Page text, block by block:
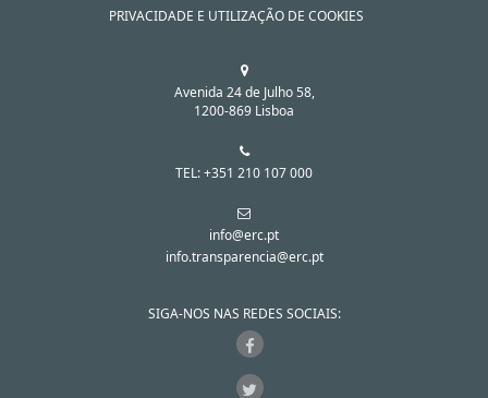
PRIVACIDADE E UTILIZAÇÃO DE COOKIES
Avenida 24 de Julho 58,
1200-869 Lisboa
TEL: +351 210 107 000
info@erc.pt
info.transparencia@erc.pt
SIGA-NOS NAS REDES SOCIAIS: